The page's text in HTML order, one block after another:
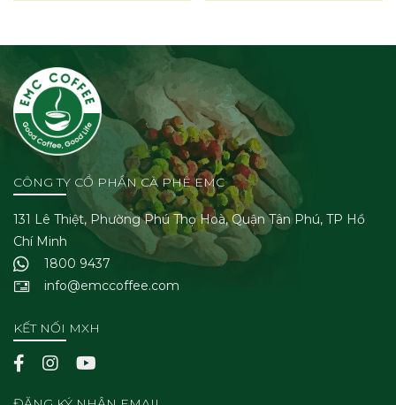
CÔNG TY CỔ PHẦN CÀ PHÊ EMC
131 Lê Thiệt, Phường Phú Thọ Hoà, Quận Tân Phú, TP Hồ
Chí Minh
1800 9437
info@emccoffee.com
KẾT NỐI MXH